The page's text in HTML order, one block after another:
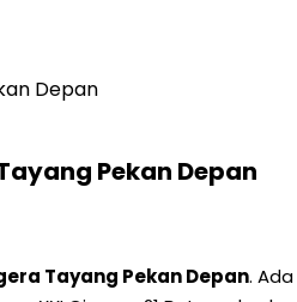
Depan
Pekan Depan
Tayang Pekan Depan.